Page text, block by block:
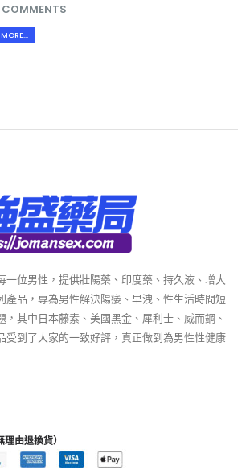
MORE...
一位男性，提供壯陽藥、印度藥、持久液、增大
產品，專為男性解決陽痿、早洩、性生活時間短
，其中日本藤素、美國黑金、犀利士、威而鋼、
受到了大家的一致好評，真正做到為男性性健康
由退換貨）